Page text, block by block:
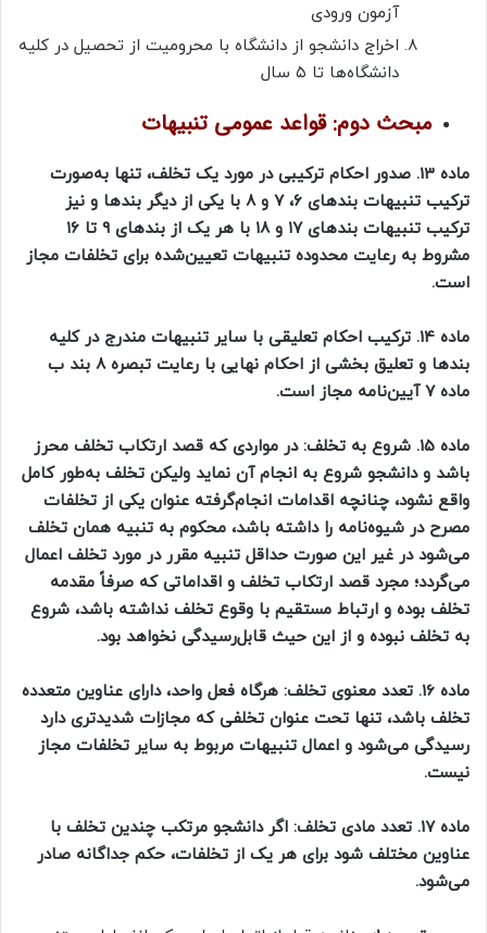
آزمون ورودی
اخراج دانشجو از دانشگاه با محرومیت از تحصیل در کلیه
دانشگاه‌ها تا ۵ سال
مبحث دوم: قواعد عمومی تنبیهات
ماده 13. صدور احکام ترکیبی در مورد یک تخلف، تنها به‌صورت
ترکیب تنبیهات بندهای ۶، ۷ و ۸ با یکی از دیگر بندها و نیز
ترکیب تنبیهات بندهای ۱۷ و ۱۸ با هر یک از بندهای ۹ تا ۱۶
مشروط به رعایت محدوده تنبیهات تعیین‌شده برای تخلفات مجاز
است.
ماده 14. ترکیب احکام تعلیقی با سایر تنبیهات مندرج در کلیه
بندها و تعلیق بخشی از احکام نهایی با رعایت تبصره ۸ بند ب
ماده ۷ آیین‌نامه مجاز است.
ماده 15. شروع به تخلف: در مواردی که قصد ارتکاب تخلف محرز
باشد و دانشجو شروع به انجام آن نماید ولیکن تخلف به‌طور کامل
واقع نشود، چنانچه اقدامات انجام‌گرفته عنوان یکی از تخلفات
مصرح در شیوه‌نامه را داشته باشد، محکوم به تنبیه همان تخلف
می‌شود در غیر این صورت حداقل تنبیه مقرر در مورد تخلف اعمال
می‌گردد؛ مجرد قصد ارتکاب تخلف و اقداماتی که صرفاً مقدمه
تخلف بوده و ارتباط مستقیم با وقوع تخلف نداشته باشد، شروع
به تخلف نبوده و از این حیث قابل‌رسیدگی نخواهد بود.
ماده 16. تعدد معنوی تخلف: هرگاه فعل واحد، دارای عناوین متعدده
تخلف باشد، تنها تحت عنوان تخلفی که مجازات شدیدتری دارد
رسیدگی می‌شود و اعمال تنبیهات مربوط به سایر تخلفات مجاز
نیست.
ماده 17. تعدد مادی تخلف: اگر دانشجو مرتکب چندین تخلف با
عناوین مختلف شود برای هر یک از تخلفات، حکم جداگانه صادر
می‌شود.